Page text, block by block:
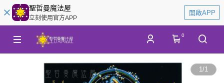
聖哲曼魔法屋
立刻使用官方APP
開啟APP
0
1/1